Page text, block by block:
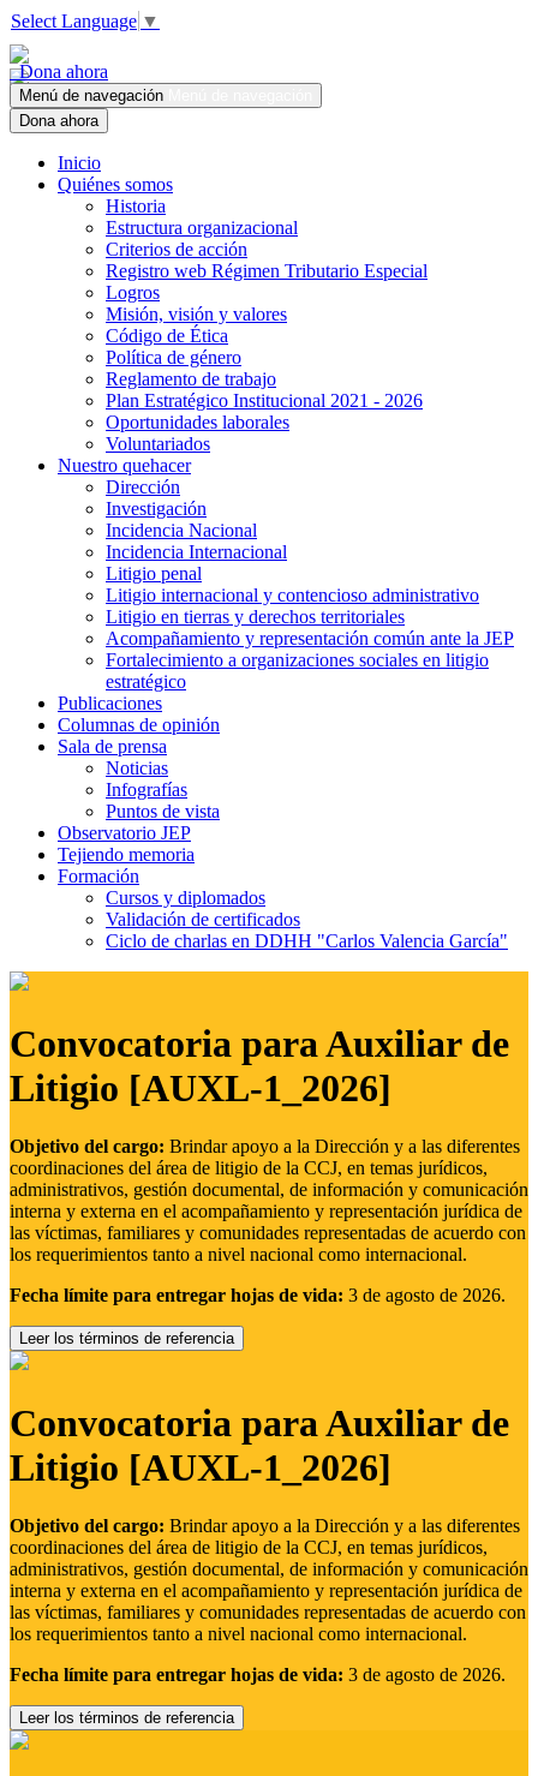
Select Language ▼
Dona ahora
Menú de navegación
Dona ahora
Inicio
Quiénes somos
Historia
Estructura organizacional
Criterios de acción
Registro web Régimen Tributario Especial
Logros
Misión, visión y valores
Código de Ética
Política de género
Reglamento de trabajo
Plan Estratégico Institucional 2021 - 2026
Oportunidades laborales
Voluntariados
Nuestro quehacer
Dirección
Investigación
Incidencia Nacional
Incidencia Internacional
Litigio penal
Litigio internacional y contencioso administrativo
Litigio en tierras y derechos territoriales
Acompañamiento y representación común ante la JEP
Fortalecimiento a organizaciones sociales en litigio
estratégico
Publicaciones
Columnas de opinión
Sala de prensa
Noticias
Infografías
Puntos de vista
Observatorio JEP
Tejiendo memoria
Formación
Cursos y diplomados
Validación de certificados
Ciclo de charlas en DDHH "Carlos Valencia García"
Convocatoria para Auxiliar de
Litigio [AUXL-1_2026]
Objetivo del cargo: Brindar apoyo a la Dirección y a las diferentes
coordinaciones del área de litigio de la CCJ, en temas jurídicos,
administrativos, gestión documental, de información y comunicación
interna y externa en el acompañamiento y representación jurídica de
las víctimas, familiares y comunidades representadas de acuerdo con
los requerimientos tanto a nivel nacional como internacional.
Fecha límite para entregar hojas de vida: 3 de agosto de 2026.
Leer los términos de referencia
Convocatoria para Auxiliar de
Litigio [AUXL-1_2026]
Objetivo del cargo: Brindar apoyo a la Dirección y a las diferentes
coordinaciones del área de litigio de la CCJ, en temas jurídicos,
administrativos, gestión documental, de información y comunicación
interna y externa en el acompañamiento y representación jurídica de
las víctimas, familiares y comunidades representadas de acuerdo con
los requerimientos tanto a nivel nacional como internacional.
Fecha límite para entregar hojas de vida: 3 de agosto de 2026.
Leer los términos de referencia